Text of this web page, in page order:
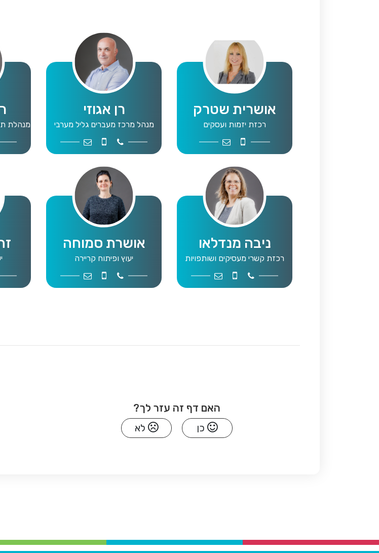
אושרית שטרק
רכזת יזמות ועסקים
052-3403714
Job3@mwg.org.il
רן אגוזי
מנהל מרכז מעברים גליל מערבי
04-9109047
054-4888865
m.job@mwg.org.il
מנהלת
ניבה מנדלאו
רכזת קשרי מעסיקים ושותפויות
9109043
052-2799460
job2@mwg.org.il
אושרת סמוחה
יעוץ ופיתוח קריירה
9109042
050-8574056
job5@mwg.org.il
האם דף זה עזר לך?
כן לא